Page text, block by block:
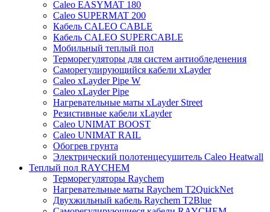
Caleo EASYMAT 180
Caleo SUPERMAT 200
Кабель CALEO CABLE
Кабель CALEO SUPERCABLE
Мобильный теплый пол
Терморегуляторы для систем антиобледенения
Саморегулирующийся кабели xLayder
Caleo xLayder Pipe W
Caleo xLayder Pipe
Нагревательные маты xLayder Street
Резистивные кабели xLayder
Caleo UNIMAT BOOST
Caleo UNIMAT RAIL
Обогрев грунта
Электрический полотенцесушитель Caleo Heatwall
Теплый пол RAYCHEM
Терморегуляторы Raychem
Нагревательные маты Raychem T2QuickNet
Двухжильный кабель Raychem T2Blue